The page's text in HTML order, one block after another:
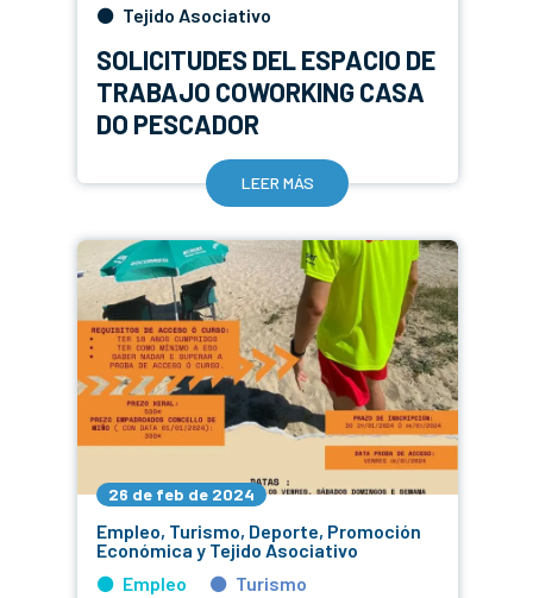
Tejido Asociativo
SOLICITUDES DEL ESPACIO DE
TRABAJO COWORKING CASA
DO PESCADOR
LEER MÁS
26 de feb de 2024
Empleo, Turismo, Deporte, Promoción
Económica y Tejido Asociativo
Empleo
Turismo